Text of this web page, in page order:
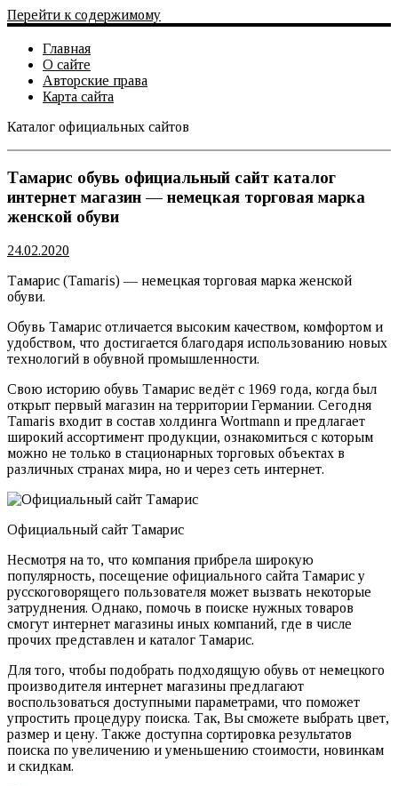
Перейти к содержимому
Главная
О сайте
Авторские права
Карта сайта
Каталог официальных сайтов
Тамарис обувь официальный сайт каталог
интернет магазин — немецкая торговая марка
женской обуви
24.02.2020
Тамарис (Tamaris) — немецкая торговая марка женской
обуви.
Обувь Тамарис отличается высоким качеством, комфортом и
удобством, что достигается благодаря использованию новых
технологий в обувной промышленности.
Свою историю обувь Тамарис ведёт с 1969 года, когда был
открыт первый магазин на территории Германии. Сегодня
Tamaris входит в состав холдинга Wortmann и предлагает
широкий ассортимент продукции, ознакомиться с которым
можно не только в стационарных торговых объектах в
различных странах мира, но и через сеть интернет.
Официальный сайт Тамарис
Несмотря на то, что компания прибрела широкую
популярность, посещение официального сайта Тамарис у
русскоговорящего пользователя может вызвать некоторые
затруднения. Однако, помочь в поиске нужных товаров
смогут интернет магазины иных компаний, где в числе
прочих представлен и каталог Тамарис.
Для того, чтобы подобрать подходящую обувь от немецкого
производителя интернет магазины предлагают
воспользоваться доступными параметрами, что поможет
упростить процедуру поиска. Так, Вы сможете выбрать цвет,
размер и цену. Также доступна сортировка результатов
поиска по увеличению и уменьшению стоимости, новинкам
и скидкам.